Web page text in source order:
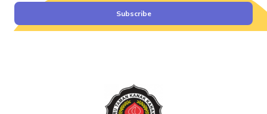
l
Subscribe